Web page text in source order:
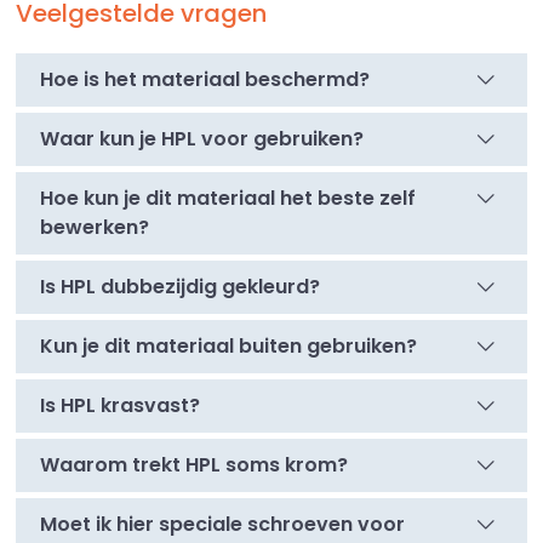
Veelgestelde vragen
Hoe is het materiaal beschermd?
Waar kun je HPL voor gebruiken?
Hoe kun je dit materiaal het beste zelf
bewerken?
Is HPL dubbezijdig gekleurd?
Kun je dit materiaal buiten gebruiken?
Is HPL krasvast?
Waarom trekt HPL soms krom?
Moet ik hier speciale schroeven voor